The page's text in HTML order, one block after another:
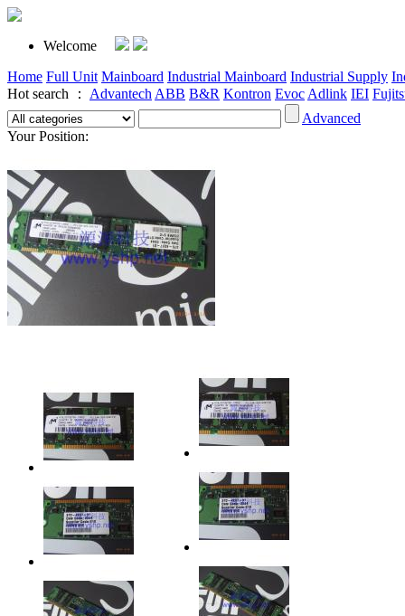
Welcome
Home Full Unit Mainboard Industrial Mainboard Industrial Supply
Hot search ： Advantech ABB B&R Kontron Evoc Adlink IEI
Advanced
Your Position: